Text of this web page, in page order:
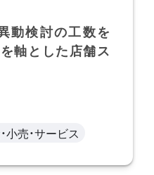
動検討の工数を
軸とした店舗ス
小売・サービス